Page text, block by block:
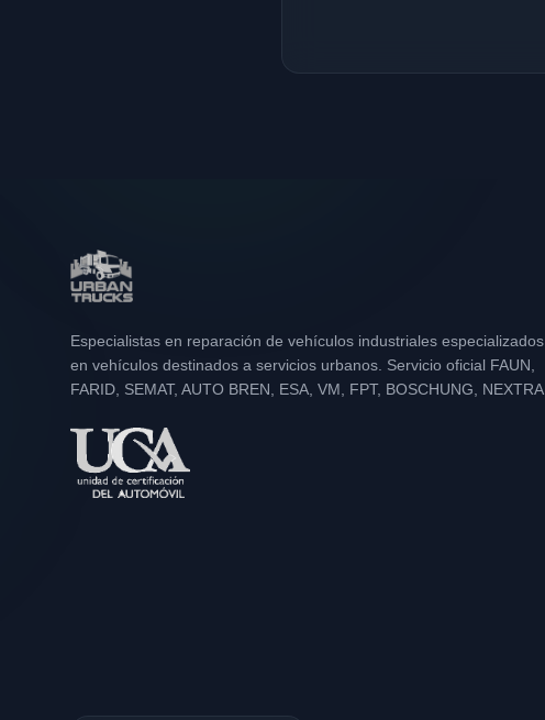
Especialistas en reparación de vehículos industriales especializados
en vehículos destinados a servicios urbanos. Servicio oficial FAUN,
FARID, SEMAT, AUTO BREN, ESA, VM, FPT, BOSCHUNG, NEXTRA.